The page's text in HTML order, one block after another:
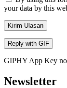
your data by this
Kirim Ulasan
Reply with GIF
GIPHY App Key
Newsletter